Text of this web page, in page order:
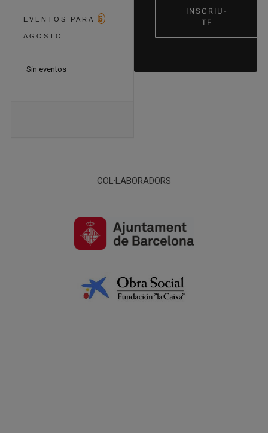
EVENTOS PARA 6
AGOSTO
Sin eventos
INSCRIU-
TE
COL·LABORADORS